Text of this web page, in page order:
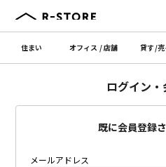
住まい オフィス /店舗 貸す/売
ログイン
既に会員登録
メールアドレス